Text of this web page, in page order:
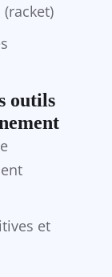
outils
et